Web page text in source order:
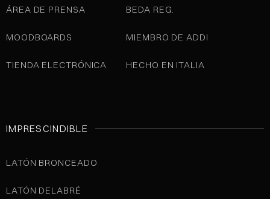
ÁREA DE PRENSA
MOODBOARDS
TIENDA ELECTRÓNICA
BEDA REG.
MIEMBRO DE ADDI
HECHO EN ITALIA
IMPRESCINDIBLE
LATÓN BRONCEADO
LATÓN DELABRÉ